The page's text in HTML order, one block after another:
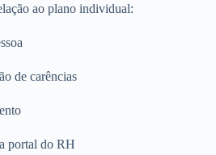
ao plano individual:
de carências
portal do RH